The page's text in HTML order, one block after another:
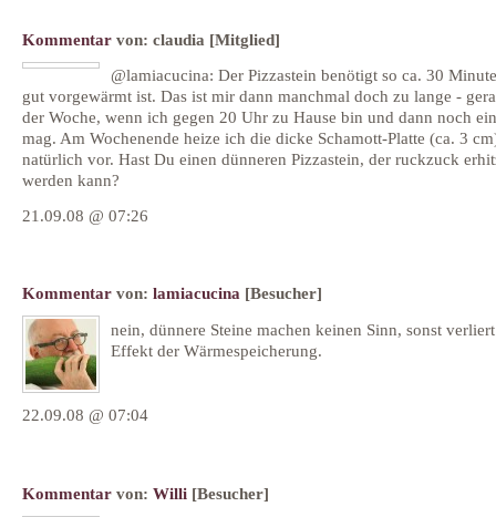
Kommentar von: claudia [Mitglied]
@lamiacucina: Der Pizzastein benötigt so ca. 30
gut vorgewärmt ist. Das ist mir dann manchmal doch zu lange -
der Woche, wenn ich gegen 20 Uhr zu Hause bin und dann noch
mag. Am Wochenende heize ich die dicke Schamott-Platte (ca. 3
natürlich vor. Hast Du einen dünneren Pizzastein, der ruckzuck
werden kann?
21.09.08 @ 07:26
Kommentar von: lamiacucina [Besucher]
nein, dünnere Steine machen keinen Sinn, sonst
Effekt der Wärmespeicherung.
22.09.08 @ 07:04
Kommentar von: Willi [Besucher]